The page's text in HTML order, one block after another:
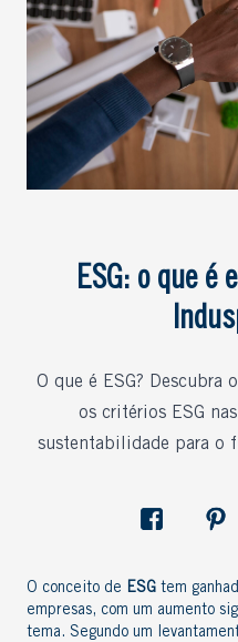
ESG: o que é
O que é ESG? Descubra
os critérios ESG
sustentabilidade para o
O conceito de ESG tem
empresas, com um aumento
tema. Segundo um